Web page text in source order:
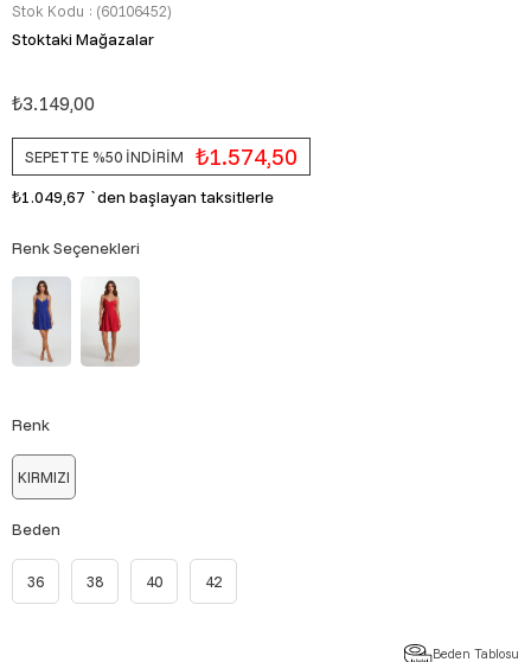
Stok Kodu (60106452)
Stoktaki Mağazalar
₺3.149,00
SEPETTE %50 İNDİRİM ₺1.574,50
₺1.049,67 `den başlayan taksitlerle
Renk Seçenekleri
Renk
KIRMIZI
Beden
36 38 40 42
Beden Tablosu